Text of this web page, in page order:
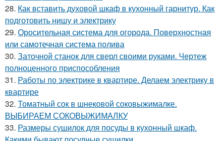
28. Как вставить духовой шкаф в кухонный гарнитур. Как
подготовить нишу и электрику
29. Оросительная система для огорода. Поверхностная
или самотечная система полива
30. Заточной станок для сверл своими руками. Чертеж
полноценного приспособления
31. Работы по электрике в квартире. Делаем электрику в
квартире
32. Томатный сок в шнековой соковыжималке.
ВЫБИРАЕМ СОКОВЫЖИМАЛКУ
33. Размеры сушилок для посуды в кухонный шкаф.